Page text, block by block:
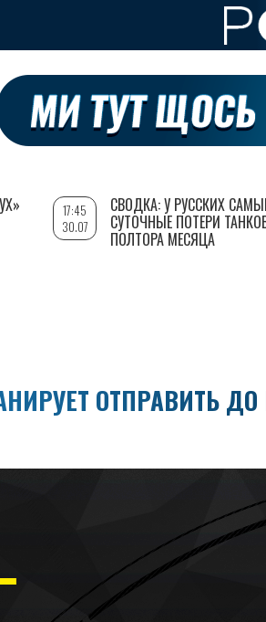
ОТПРАВИТЬ
17:45
30.07
СВОДКА: У РУССКИХ
СУТОЧНЫЕ ПОТЕРИ
ПОЛТОРА МЕСЯЦА